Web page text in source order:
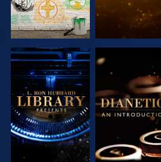
VERKEN DE
SERIE
VERKEN DE
SERIE